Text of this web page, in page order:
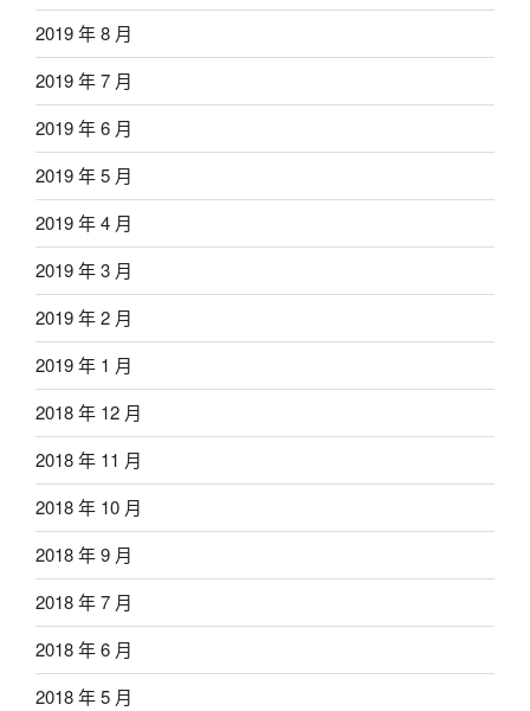
2019 年 8 月
2019 年 7 月
2019 年 6 月
2019 年 5 月
2019 年 4 月
2019 年 3 月
2019 年 2 月
2019 年 1 月
2018 年 12 月
2018 年 11 月
2018 年 10 月
2018 年 9 月
2018 年 7 月
2018 年 6 月
2018 年 5 月